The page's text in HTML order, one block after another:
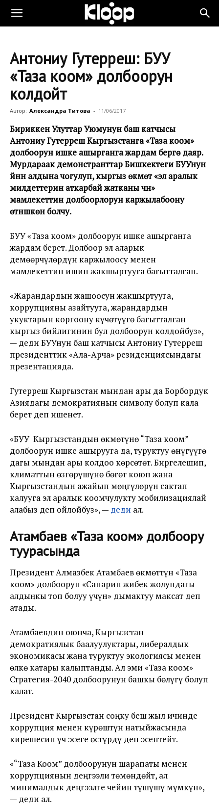
Антониу Гутерреш: БУУ
«Таза коом» долбоорун
колдойт
Автор: Александра Титова - 11/06/2017
Бириккен Улуттар Уюмунун баш катчысы
Антониу Гутерреш Кыргызстанга «Таза коом»
долбоорун ишке ашырганга жардам берүүгө даяр.
Мурдараак демонстранттар Бишкектеги БУУнун
үйүнүн алдына чогулуп, кыргыз өкмөтү «эл аралык
милдеттерин аткарбай жатканы үчүн»
мамлекеттин долбоорлорун каржылабоону
өтүнүшкөн болчу.
БУУ «Таза коом» долбоорун ишке ашырганга
жардам берет. Долбоор эл аларык
демөөрчүлөрдүн каржылоосу менен
мамлекеттин ишин жакшыртууга багытталган.
«Жарандардын жашоосун жакшыртууга,
коррупцияны азайтууга, жарандардын
укуктарын коргоону күчөтүүгө багытталган
кыргыз бийлигинин бул долбоорун колдойбуз»,
— деди БУУнун баш катчысы Антониу Гутерреш
президенттик «Ала-Арча» резиденциясындагы
презентацияда.
Гутерреш Кыргызстан мындан ары да Борбордук
Азиядагы демократиянын символу болуп кала
берет деп ишенет.
«БУУ Кыргызстандын өкмөтүнө “Таза коом”
долбоорун ишке ашырууга да, туруктуу өнүгүүгө
дагы мындан ары колдоо көрсөтөт. Биргелешип,
климаттын өзгөрүшүнө бөгөт коюп жана
Кыргызстандын ажайып мөңгүлөрүн сактап
калууга эл аралык коомчулукту мобилизациялай
алабыз деп ойлойбуз», — деди ал.
Атамбаев «Таза коом» долбоору
туурасында
Президент Алмазбек Атамбаев өкмөттүн «Таза
коом» долбоорун «Санарип жибек жолундагы
алдыңкы топ болуу үчүн» дымактуу максат деп
атады.
Атамбаевдин оюнча, Кыргызстан
демократиялык баалуулуктары, либералдык
экономикасы жана туруктуу экологиясы менен
өлкө катары калыптанды. Ал эми «Таза коом»
Стратегия-2040 долбоорунун башкы бөлүгү болуп
калат.
Президент Кыргызстан соңку беш жыл ичинде
коррупция менен күрөштүн натыйжасында
кирешесин үч эсеге өстүрдү деп эсептейт.
«“Таза Коом” долбоорунун шарапаты менен
коррупциянын деңгээли төмөндөйт, ал
минималдык деңгээлге чейин түшүшү мүмкүн»,
— деди ал.